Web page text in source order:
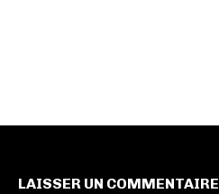
LAISSER UN COMMENTAIRE